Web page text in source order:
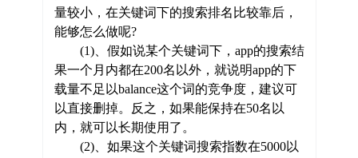
量较小，在关键词下的搜索排名比较靠后，
能够怎么做呢?
(1)、假如说某个关键词下，app的搜索结
果一个月内都在200名以外，就说明app的下
载量不足以balance这个词的竞争度，建议可
以直接删掉。反之，如果能保持在50名以
内，就可以长期使用了。
(2)、如果这个关键词搜索指数在5000以